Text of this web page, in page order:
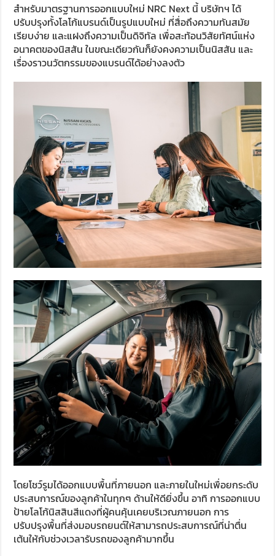
สำหรับมาตรฐานการออกแบบใหม่ NRC Next นี้ บริษัทฯ ได้
ปรับปรุงทั้งโลโก้แบรนด์เป็นรูปแบบใหม่ ที่สื่อถึงความทันสมัย
เรียบง่าย และแฝงถึงความเป็นดิจิทัล เพื่อสะท้อนวิสัยทัศน์แห่ง
อนาคตของนิสสัน ในขณะเดียวกันก็ยังคงความเป็นนิสสัน และ
เรื่องราวนวัตกรรมของแบรนด์ได้อย่างลงตัว
โดยโชว์รูมได้ออกแบบพื้นที่ภายนอก และภายในใหม่เพื่อยกระดับ
ประสบการณ์ของลูกค้าในทุกๆ ด้านให้ดียิ่งขึ้น อาทิ การออกแบบ
ป้ายโลโก้นิสสินสีแดงที่ผู้คนคุ้นเคยบริเวณภายนอก การ
ปรับปรุงพื้นที่ส่งมอบรถยนต์ให้สามารถประสบการณ์ที่น่าตื่น
เต้นให้กับช่วงเวลารับรถของลูกค้ามากขึ้น